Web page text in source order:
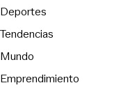
Deportes
Tendencias
Mundo
Emprendimiento